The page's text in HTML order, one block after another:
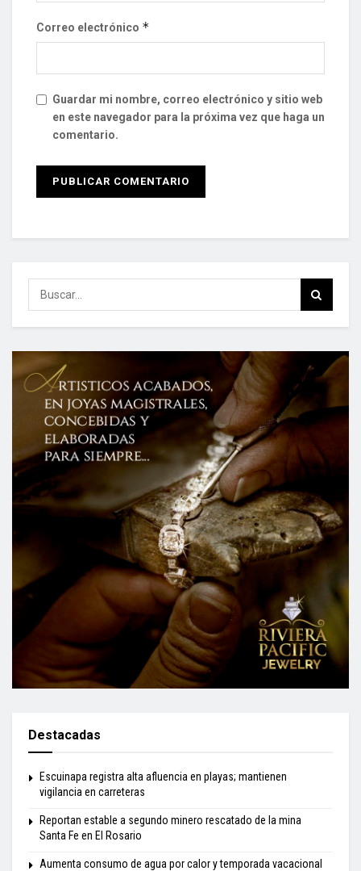
Correo electrónico *
Guardar mi nombre, correo electrónico y sitio web
en este navegador para la próxima vez que haga un
comentario.
Destacadas
Escuinapa registra alta afluencia en playas; mantienen
vigilancia en carreteras
Reportan estable a segundo minero rescatado de la mina
Santa Fe en El Rosario
Aumenta consumo de agua por calor y temporada vacacional